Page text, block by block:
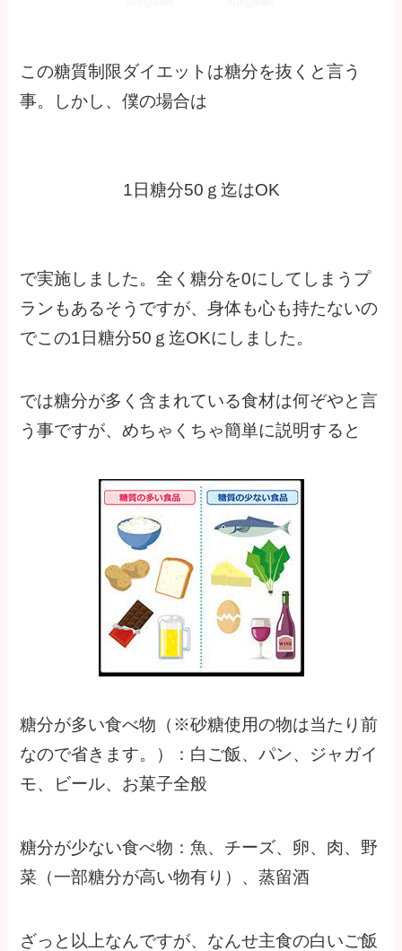
この糖質制限ダイエットは糖分を抜くと言う
事。しかし、僕の場合は
1日糖分50ｇ迄はOK
で実施しました。全く糖分を0にしてしまうプ
ランもあるそうですが、身体も心も持たないの
でこの1日糖分50ｇ迄OKにしました。
では糖分が多く含まれている食材は何ぞやと言
う事ですが、めちゃくちゃ簡単に説明すると
糖分が多い食べ物（※砂糖使用の物は当たり前
なので省きます。）：白ご飯、パン、ジャガイ
モ、ビール、お菓子全般
糖分が少ない食べ物：魚、チーズ、卵、肉、野
菜（一部糖分が高い物有り）、蒸留酒
ざっと以上なんですが、なんせ主食の白いご飯